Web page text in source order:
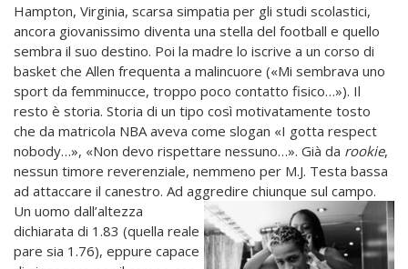
Hampton, Virginia, scarsa simpatia per gli studi scolastici,
ancora giovanissimo diventa una stella del football e quello
sembra il suo destino. Poi la madre lo iscrive a un corso di
basket che Allen frequenta a malincuore («Mi sembrava uno
sport da femminucce, troppo poco contatto fisico…»). Il
resto è storia. Storia di un tipo così motivatamente tosto
che da matricola NBA aveva come slogan «I gotta respect
nobody…», «Non devo rispettare nessuno…». Già da rookie,
nessun timore reverenziale, nemmeno per M.J. Testa bassa
ad attaccare il canestro. Ad aggredire chiunque sul campo.
Un uomo dall’altezza
dichiarata di 1.83 (quella reale
pare sia 1.76), eppure capace